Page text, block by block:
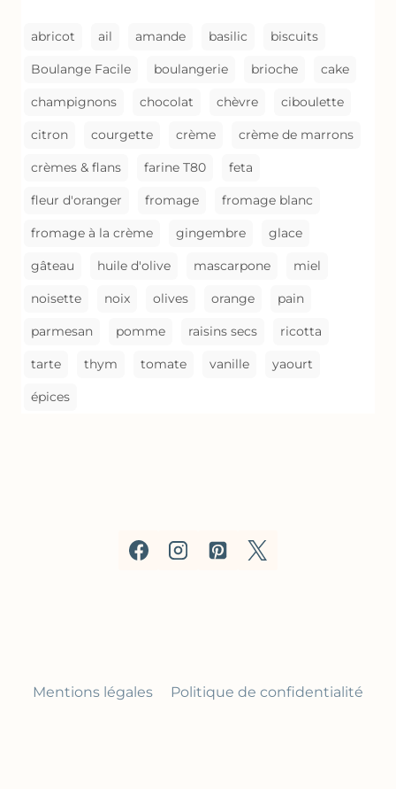
abricot ail amande basilic biscuits
Boulange Facile boulangerie brioche cake
champignons chocolat chèvre ciboulette
citron courgette crème crème de marrons
crèmes & flans farine T80 feta
fleur d'oranger fromage fromage blanc
fromage à la crème gingembre glace
gâteau huile d'olive mascarpone miel
noisette noix olives orange pain
parmesan pomme raisins secs ricotta
tarte thym tomate vanille yaourt
épices
Mentions légales Politique de confidentialité